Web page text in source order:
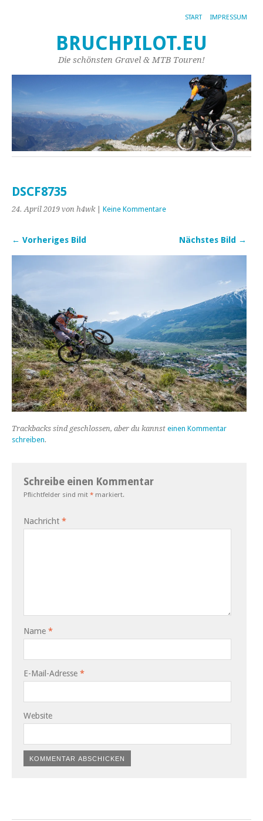
START IMPRESSUM
BRUCHPILOT.EU
Die schönsten Gravel & MTB Touren!
DSCF8735
24. April 2019 von h4wk| Keine Kommentare
← Vorheriges Bild Nächstes Bild →
Trackbacks sind geschlossen, aber du kannst einen Kommentar
schreiben.
Schreibe einen Kommentar
Pflichtfelder sind mit * markiert.
Nachricht *
Name *
E-Mail-Adresse *
Website